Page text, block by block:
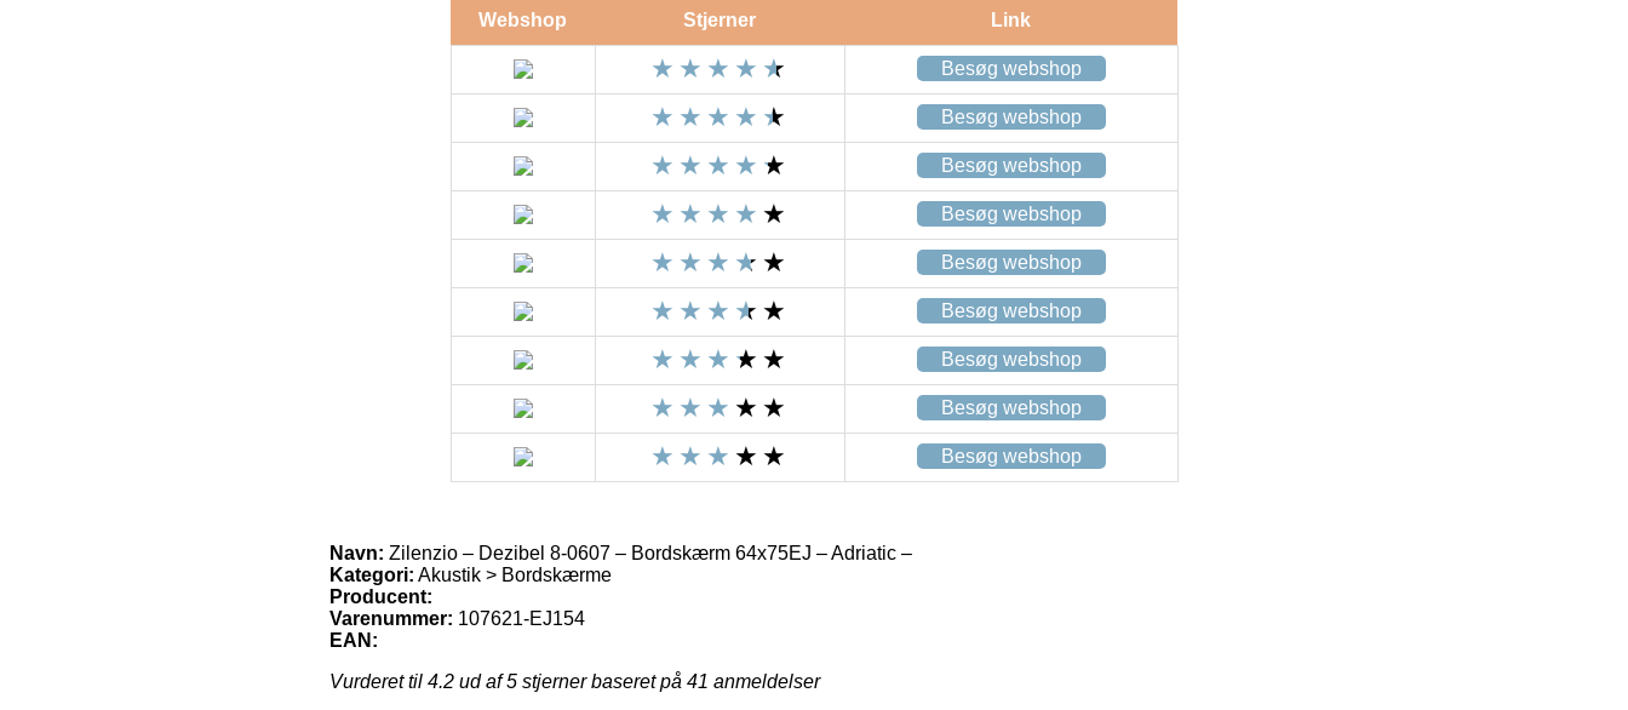
Webshop Stjerner Link
Besøg webshop
Besøg webshop
Besøg webshop
Besøg webshop
Besøg webshop
Besøg webshop
Besøg webshop
Besøg webshop
Besøg webshop
Navn: Zilenzio – Dezibel 8-0607 – Bordskærm 64x75EJ – Adriatic –
Kategori: Akustik > Bordskærme
Producent:
Varenummer: 107621-EJ154
EAN:
Vurderet til 4.2 ud af 5 stjerner baseret på 41 anmeldelser